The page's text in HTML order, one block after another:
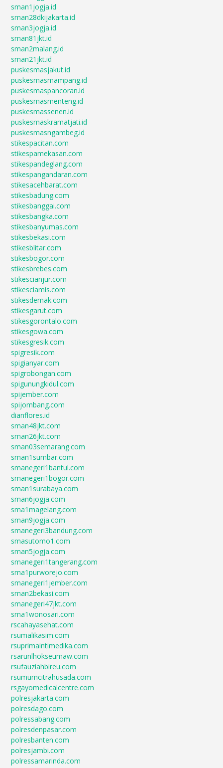
sman1jogja.id
sman28dkijakarta.id
sman3jogja.id
sman81jkt.id
sman2malang.id
sman21jkt.id
puskesmasjakut.id
puskesmasmampang.id
puskesmaspancoran.id
puskesmasmenteng.id
puskesmassenen.id
puskesmaskramatjati.id
puskesmasngambeg.id
stikespacitan.com
stikespamekasan.com
stikespandeglang.com
stikespangandaran.com
stikesacehbarat.com
stikesbadung.com
stikesbanggai.com
stikesbangka.com
stikesbanyumas.com
stikesbekasi.com
stikesblitar.com
stikesbogor.com
stikesbrebes.com
stikescianjur.com
stikesciamis.com
stikesdemak.com
stikesgarut.com
stikesgorontalo.com
stikesgowa.com
stikesgresik.com
spigresik.com
spigianyar.com
spigrobongan.com
spigunungkidul.com
spijember.com
spijombang.com
dianflores.id
sman48jkt.com
sman26jkt.com
sman03semarang.com
sman1sumbar.com
smanegeri1bantul.com
smanegeri1bogor.com
sman1surabaya.com
sman6jogja.com
sma1magelang.com
sman9jogja.com
smanegeri3bandung.com
smasutomo1.com
sman5jogja.com
smanegeri1tangerang.com
sma1purworejo.com
smanegeri1jember.com
sman2bekasi.com
smanegeri47jkt.com
sma1wonosari.com
rscahayasehat.com
rsumalikasim.com
rsuprimaintimedika.com
rsarunlhokseumaw.com
rsufauziahbireu.com
rsumumcitrahusada.com
rsgayomedicalcentre.com
polresjakarta.com
polresdago.com
polressabang.com
polresdenpasar.com
polresbanten.com
polresjambi.com
polressamarinda.com